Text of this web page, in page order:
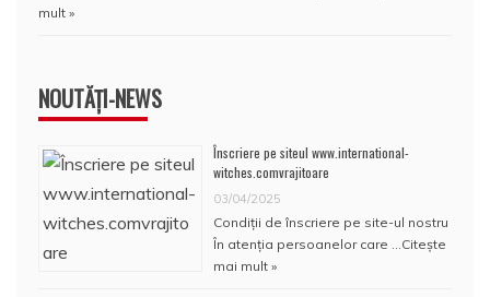
mult »
NOUTĂȚI-NEWS
Înscriere pe siteul www.international-
witches.comvrajitoare
03/04/2025
Condiţii de înscriere pe site-ul nostru
În atenţia persoanelor care … Citește
mai mult »